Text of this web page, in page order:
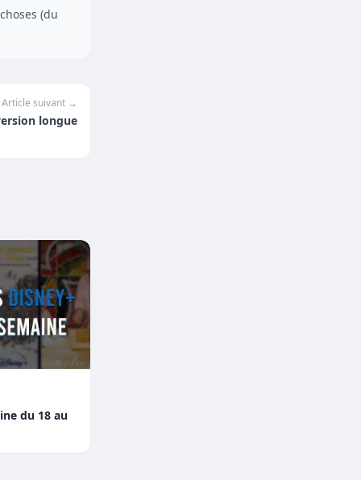
(du
Article suivant →
longue
du 18 au